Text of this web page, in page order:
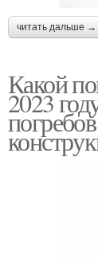
читать дальше →
Какой
2023